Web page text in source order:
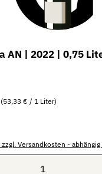
AN | 2022 | 0,75
(53,33 € / 1 Liter)
Versandkosten -
Gib den